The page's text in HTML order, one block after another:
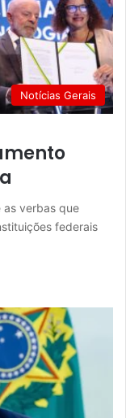
Notícias Gerais
as verbas que
federais